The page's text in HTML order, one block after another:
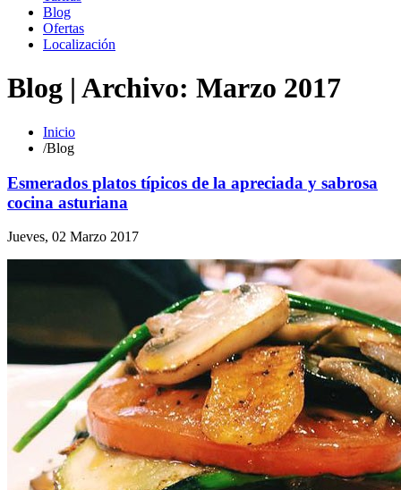
Blog
Ofertas
Localización
Blog | Archivo: Marzo 2017
Inicio
/Blog
Esmerados platos típicos de la apreciada y sabrosa
cocina asturiana
Jueves, 02 Marzo 2017